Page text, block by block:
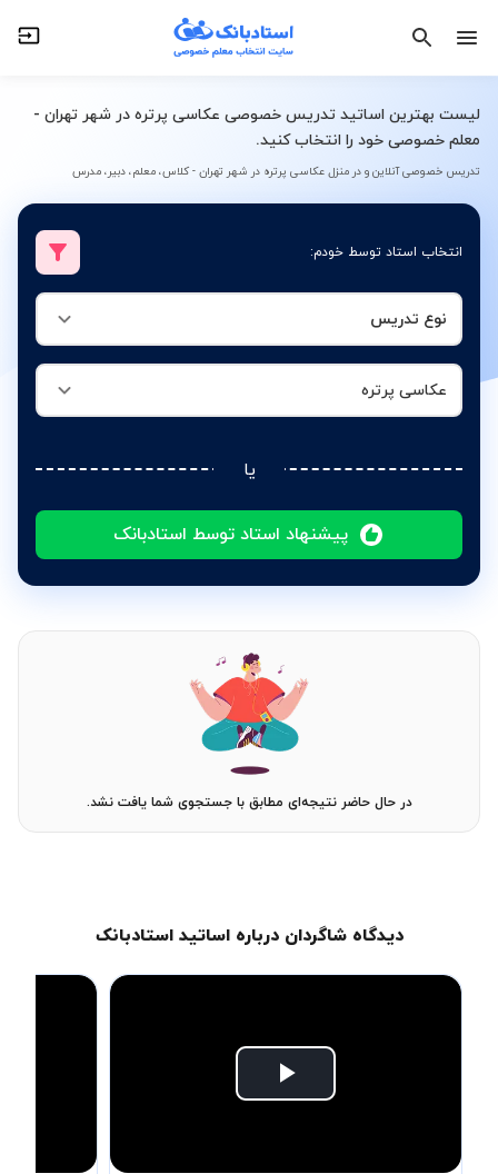
لیست بهترین اساتید تدریس خصوصی عکاسی پرتره در شهر تهران -
معلم خصوصی خود را انتخاب کنید.
تدریس خصوصی آنلاین و در منزل عکاسی پرتره در شهر تهران - کلاس، معلم، دبیر، مدرس
انتخاب استاد توسط خودم:
نوع تدریس
عکاسی پرتره
یا
پیشنهاد استاد توسط استادبانک
عکاسی پرتره
در حال حاضر نتیجه‌ای مطابق با جستجوی شما یافت نشد.
دیدگاه شاگردان درباره اساتید استادبانک
Play